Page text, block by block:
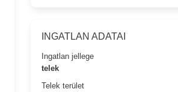
INGATLAN ADATAI
Ingatlan jellege
telek
Telek terület